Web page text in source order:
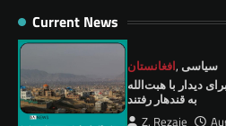
Current News
افغانستان, سیاسی
دیدار با هبت‌الله
به قندهار رفتند
Z. Rezaie